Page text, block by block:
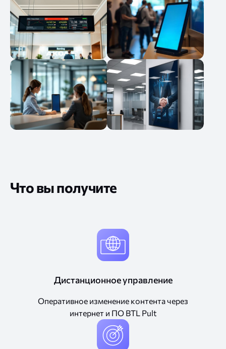
Что вы получите
Дистанционное управление
Оперативное изменение контента через
интернет и ПО BTL Pult